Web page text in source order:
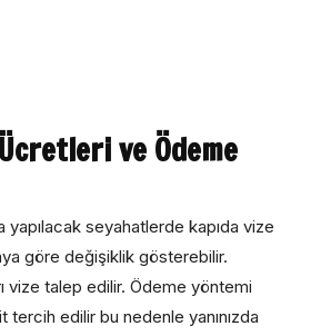
ve Ödeme
yapılacak seyahatlerde kapıda vize
göre değişiklik gösterebilir.
vize talep edilir. Ödeme yöntemi
tercih edilir bu nedenle yanınızda